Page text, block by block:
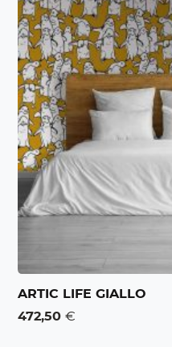
ARTIC LIFE GIALLO
472,50€